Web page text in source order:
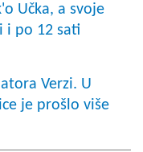
Učka, a svoje
i po 12 sati
Verzi. U
je prošlo više